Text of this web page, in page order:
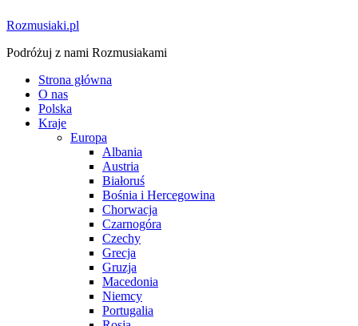
Rozmusiaki.pl
Podróżuj z nami Rozmusiakami
Strona główna
O nas
Polska
Kraje
Europa
Albania
Austria
Białoruś
Bośnia i Hercegowina
Chorwacja
Czarnogóra
Czechy
Grecja
Gruzja
Macedonia
Niemcy
Portugalia